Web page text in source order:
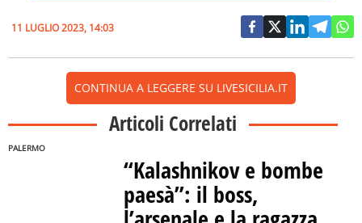
11 LUGLIO 2023, 14:03
CONTINUA A LEGGERE SU LIVESICILIA.IT
Articoli Correlati
PALERMO
“Kalashnikov e bombe
paesà”: il boss,